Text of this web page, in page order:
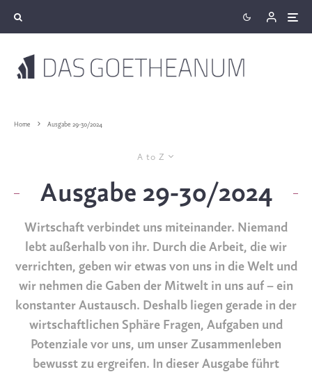
Home Ausgabe 29-30/2024
A to Z
Ausgabe 29-30/2024
Wirtschaft verbindet uns miteinander. Niemand
lebt außerhalb von ihr. Durch die Arbeit, die wir
verrichten, geben wir etwas von uns in die Welt und
wir nehmen die Gaben der Mitwelt in uns auf – ein
konstanter Austausch. Deshalb liegen gerade in der
wirtschaftlichen Sphäre Fragen, Aufgaben und
Potenziale vor uns, um unser Zusammenleben
bewusst zu ergreifen. In dieser Ausgabe führt